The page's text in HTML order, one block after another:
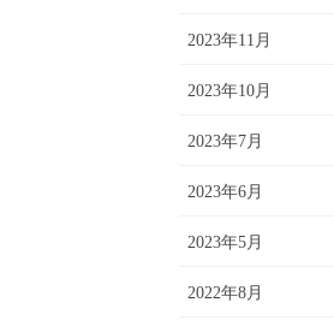
2023年11月
2023年10月
2023年7月
2023年6月
2023年5月
2022年8月